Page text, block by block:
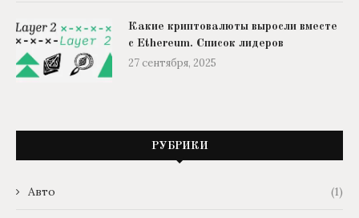
Какие криптовалюты выросли вместе
с Ethereum. Список лидеров
27 сентября, 2025
РУБРИКИ
Авто (1)